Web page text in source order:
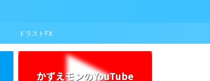
ドラストFX
かずえモンのYouTube